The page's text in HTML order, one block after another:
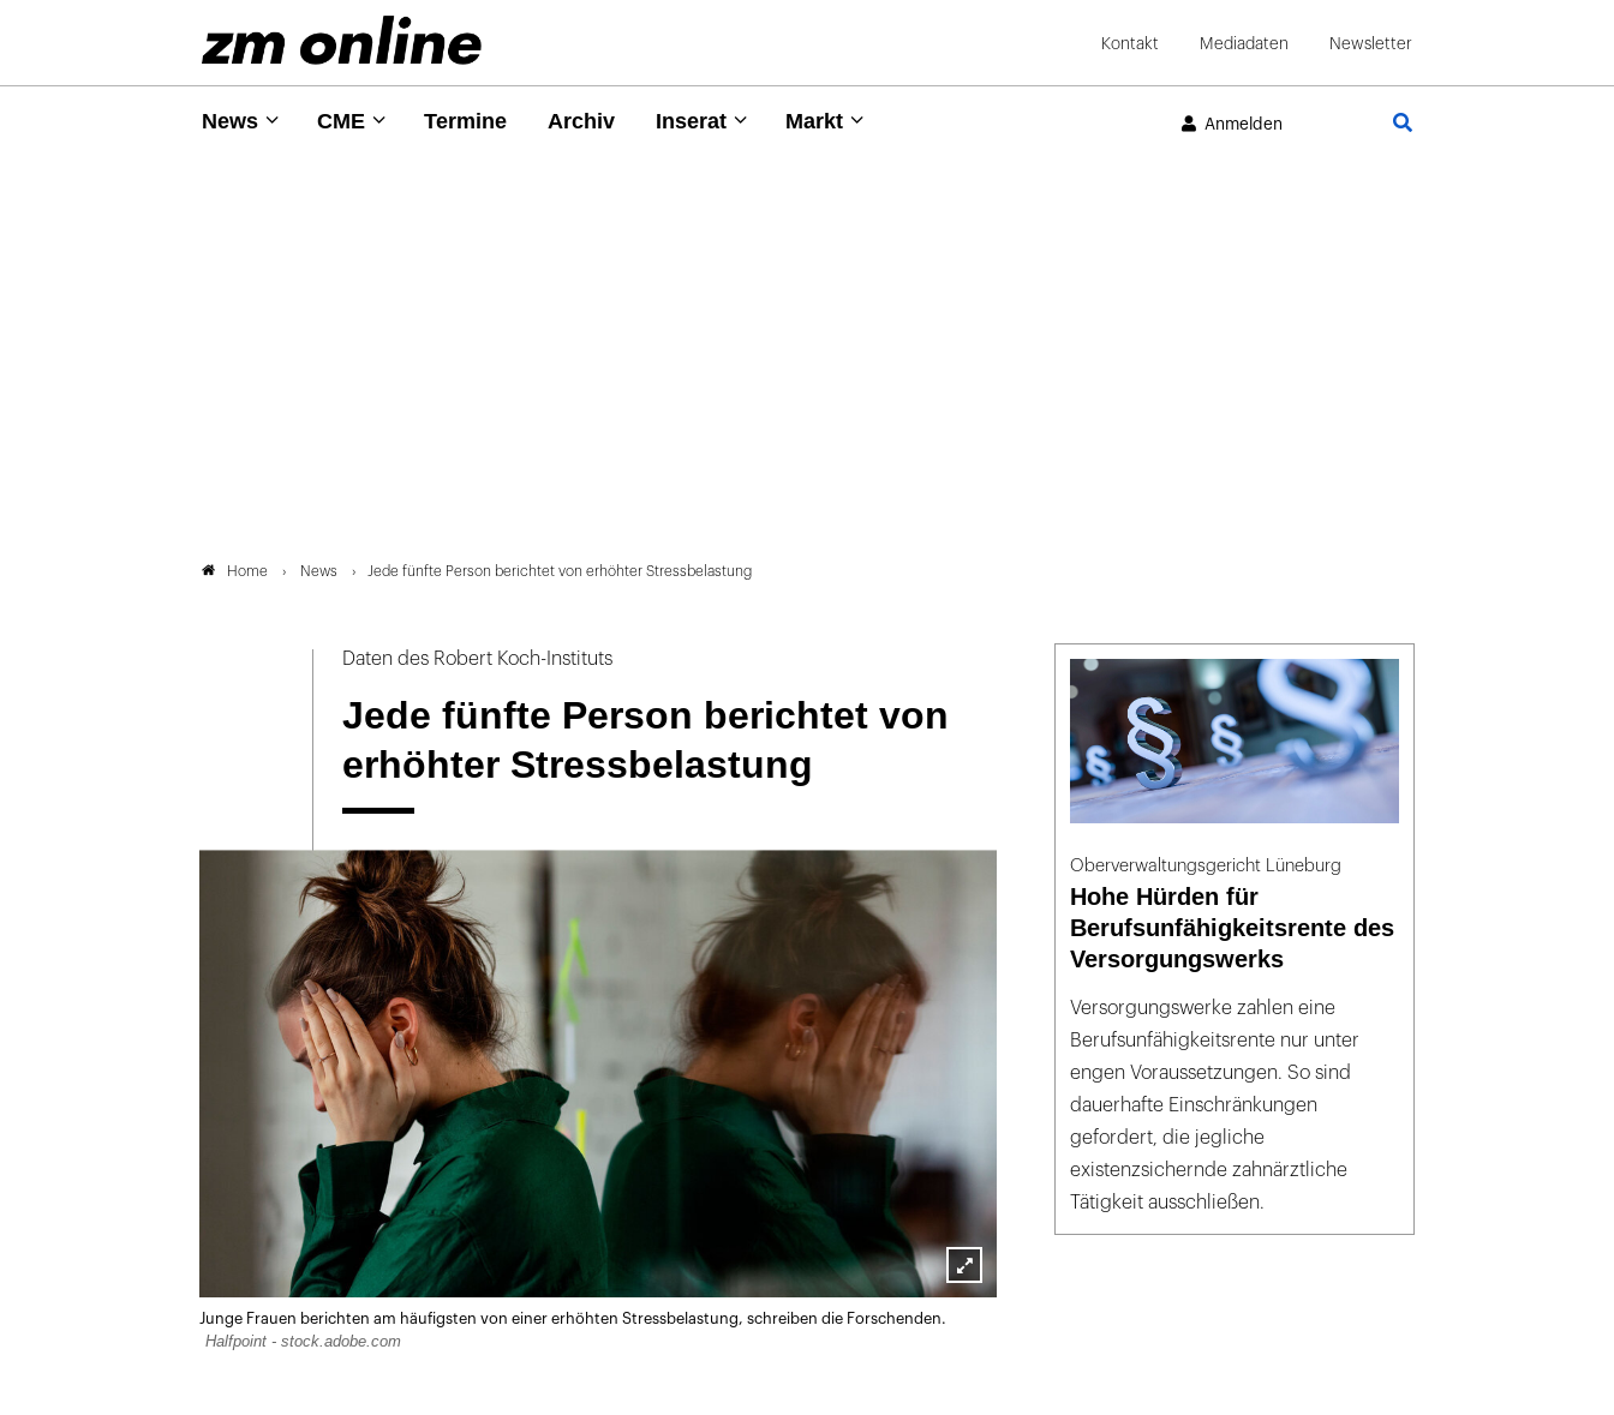
Kontakt Mediadaten Newsletter
News CME Termine Archiv Inserat Markt Anmelden
Home News Jede fünfte Person berichtet von erhöhter Stress­belastung
Daten des Robert Koch-Instituts
Jede fünfte Person berichtet von
erhöhter Stress­belastung
Lightbox
Junge Frauen berichten am häufigsten von einer erhöhten Stressbelastung, schreiben die Forschenden.
Halfpoint - stock.adobe.com
Oberverwaltungsgericht Lüneburg
Hohe Hürden für
Berufsunfähigkeitsrente des
Versorgungswerks
Versorgungswerke zahlen eine
Berufsunfähigkeitsrente nur unter
engen Voraussetzungen. So sind
dauerhafte Einschränkungen
gefordert, die jegliche
existenzsichernde zahnärztliche
Tätigkeit ausschließen.